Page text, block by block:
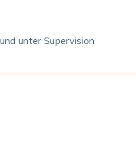
unter Supervision